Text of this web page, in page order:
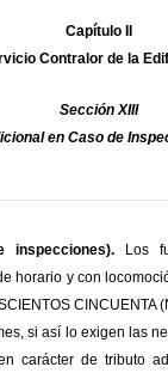
Capítulo II
Contralor de la
Sección XIII
en Caso de
inspecciones).Los
horario y con
si así lo exigen las
carácter de tributo